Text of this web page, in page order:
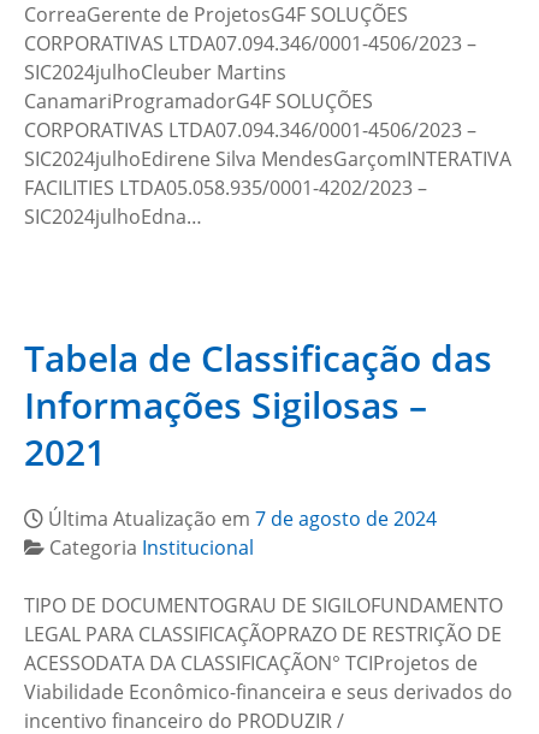
CorreaGerente de ProjetosG4F SOLUÇÕES
CORPORATIVAS LTDA07.094.346/0001-4506/2023 –
SIC2024julhoCleuber Martins
CanamariProgramadorG4F SOLUÇÕES
CORPORATIVAS LTDA07.094.346/0001-4506/2023 –
SIC2024julhoEdirene Silva MendesGarçomINTERATIVA
FACILITIES LTDA05.058.935/0001-4202/2023 –
SIC2024julhoEdna…
Tabela de Classificação das
Informações Sigilosas –
2021
Última Atualização em 7 de agosto de 2024
Categoria Institucional
TIPO DE DOCUMENTOGRAU DE SIGILOFUNDAMENTO
LEGAL PARA CLASSIFICAÇÃOPRAZO DE RESTRIÇÃO DE
ACESSODATA DA CLASSIFICAÇÃON° TCIProjetos de
Viabilidade Econômico-financeira e seus derivados do
incentivo financeiro do PRODUZIR /